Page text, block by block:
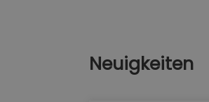
Neuigkeiten